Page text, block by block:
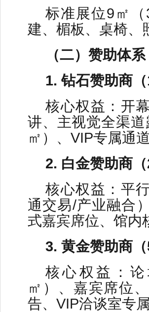
标准展位9㎡
建、楣板、桌椅、
（二）赞助体
1. 钻石赞助商（
核心权益：开
讲、主视觉全渠
㎡）、VIP专属通
2. 白金赞助商（
核心权益：平
通交易/产业融合
式嘉宾席位、馆内
3. 黄金赞助商（
核心权益：
㎡）、嘉宾席位
告、VIP洽谈室专